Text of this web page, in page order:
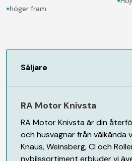
•höger fram
Säljare
RA Motor Knivsta
RA Motor Knivsta är din
och husvagnar från välkända
Knaus, Weinsberg, CI och
nybilssortiment erbjuder vi